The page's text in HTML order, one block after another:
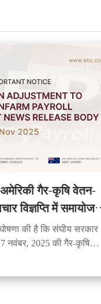
गैर-कृषि वेतन-
विज्ञप्ति में समायोजन
की है कि संघीय सरकार
नवंबर, 2025 की गैर-कृषि
सूचना तक स्थगित कर दिया